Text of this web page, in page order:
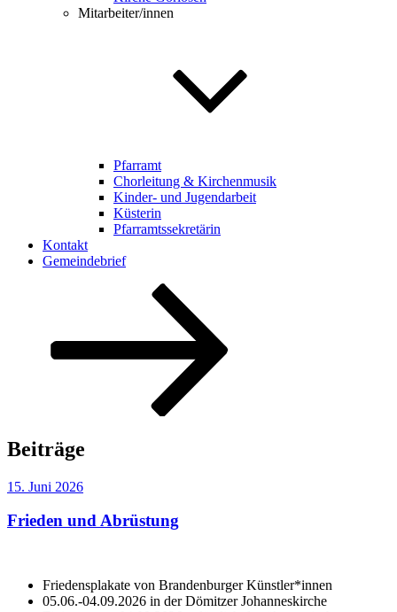
Mitarbeiter/innen
Pfarramt
Chorleitung & Kirchenmusik
Kinder- und Jugendarbeit
Küsterin
Pfarramtssekretärin
Kontakt
Gemeindebrief
Beiträge
Veröffentlicht
15. Juni 2026
Frieden und Abrüstung
Friedensplakate von Brandenburger Künstler*innen
05.06.-04.09.2026 in der Dömitzer Johanneskirche